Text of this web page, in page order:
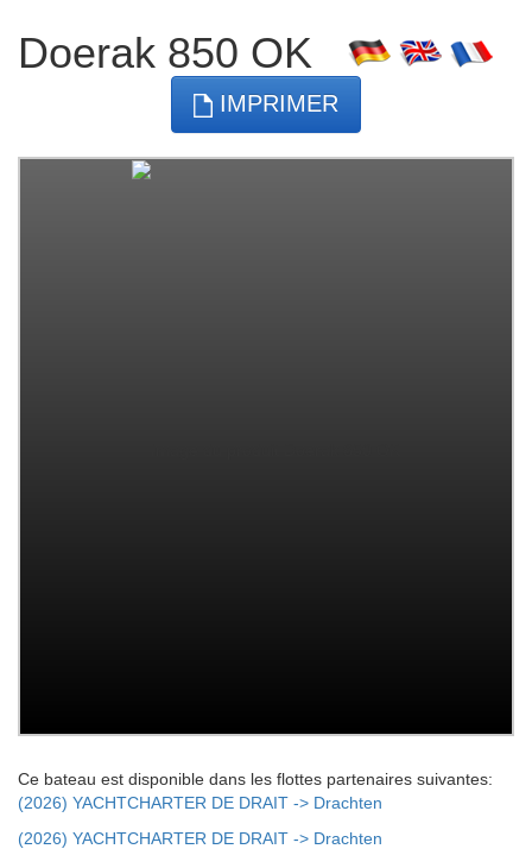
Doerak 850 OK
IMPRIMER
Ce bateau est disponible dans les flottes partenaires suivantes:
(2026) YACHTCHARTER DE DRAIT -> Drachten
(2026) YACHTCHARTER DE DRAIT -> Drachten